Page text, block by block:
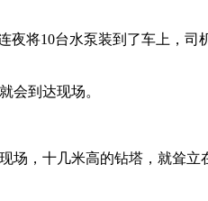
将10台水泵装到了车上，司
会到达现场。
，十几米高的钻塔，就耸立